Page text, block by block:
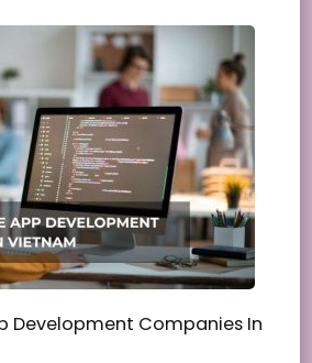
Development Companies In